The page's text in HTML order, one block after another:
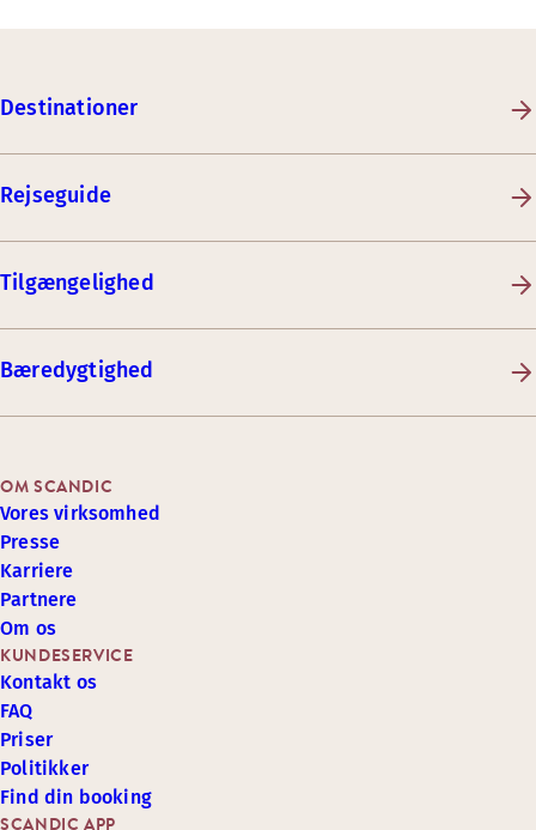
Destinationer
Rejseguide
Tilgængelighed
Bæredygtighed
SCANDIC APP
KUNDESERVICE
Kontakt os
FAQ
Priser
Politikker
Find din booking
OM SCANDIC
Vores virksomhed
Presse
Karriere
Partnere
Om os